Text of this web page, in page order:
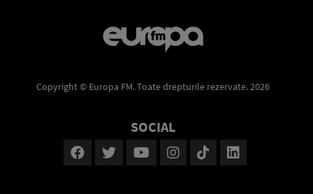
Copyright © Europa FM. Toate drepturile rezervate. 2026
SOCIAL